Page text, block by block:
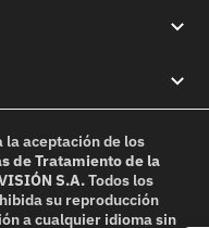
la aceptación de los
de Tratamiento de la
S.A.Todos los
su reproducción
a cualquier idioma sin